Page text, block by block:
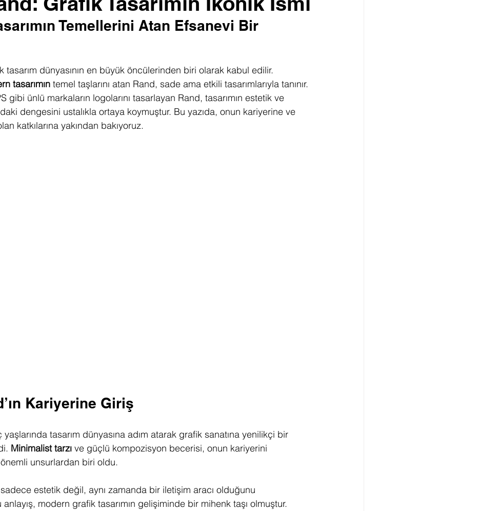
Temellerini Atan Efsanevi Bir
tasarım dünyasının en büyük öncülerinden biri olarak kabul edilir.
tasarımın temel taşlarını atan Rand, sade ama etkili tasarımlarıyla tanınır.
gibi ünlü markaların logolarını tasarlayan Rand, tasarımın estetik ve
dengesini ustalıkla ortaya koymuştur. Bu yazıda, onun kariyerine ve
katkılarına yakından bakıyoruz.
Kariyerine Giriş
tasarım dünyasına adım atarak grafik sanatına yenilikçi bir
Minimalist tarzı ve güçlü kompozisyon becerisi, onun kariyerini
unsurlardan biri oldu.
sadece estetik değil, aynı zamanda bir iletişim aracı olduğunu
anlayış, modern grafik tasarımın gelişiminde bir mihenk taşı olmuştur.